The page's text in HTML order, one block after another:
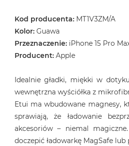
Kod producenta: MT1V3ZM/A
Kolor: Guawa
Przeznaczenie: iPhone 15 Pro
Producent: Apple
Idealnie gładki, miękki w
wewnętrzna wyściółka z
Etui ma wbudowane magnesy,
sprawiają, że ładowanie
akcesoriów – niemal
doczepić ładowarkę MagSafe lub